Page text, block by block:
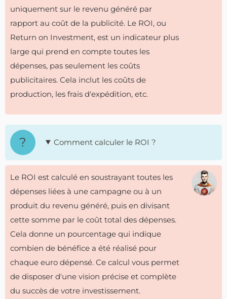
uniquement sur le revenu généré par
rapport au coût de la publicité. Le ROI, ou
Return on Investment, est un indicateur plus
large qui prend en compte toutes les
dépenses, pas seulement les coûts
publicitaires. Cela inclut les coûts de
production, les frais d'expédition, etc.
Comment calculer le ROI ?
Le ROI est calculé en soustrayant toutes les
dépenses liées à une campagne ou à un
produit du revenu généré, puis en divisant
cette somme par le coût total des dépenses.
Cela donne un pourcentage qui indique
combien de bénéfice a été réalisé pour
chaque euro dépensé. Ce calcul vous permet
de disposer d'une vision précise et complète
du succès de votre investissement.